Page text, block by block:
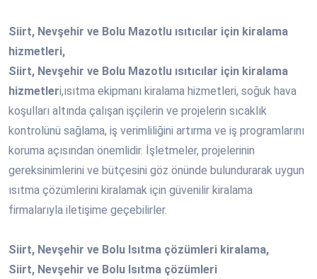
Siirt, Nevşehir ve Bolu Mazotlu ısıtıcılar için kiralama
hizmetleri,
Siirt, Nevşehir ve Bolu Mazotlu ısıtıcılar için kiralama
hizmetleri,ısıtma ekipmanı kiralama hizmetleri, soğuk hava
koşulları altında çalışan işçilerin ve projelerin sıcaklık
kontrolünü sağlama, iş verimliliğini artırma ve iş programlarını
koruma açısından önemlidir. İşletmeler, projelerinin
gereksinimlerini ve bütçesini göz önünde bulundurarak uygun
ısıtma çözümlerini kiralamak için güvenilir kiralama
firmalarıyla iletişime geçebilirler.
Siirt, Nevşehir ve Bolu Isıtma çözümleri kiralama,
Siirt, Nevşehir ve Bolu Isıtma çözümleri